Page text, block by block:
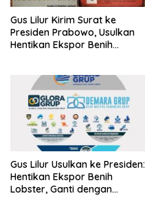
Gus Lilur Kirim Surat ke
Presiden Prabowo, Usulkan
Hentikan Ekspor Benih
Gus Lilur Usulkan ke Presiden:
Hentikan Ekspor Benih
Lobster, Ganti dengan